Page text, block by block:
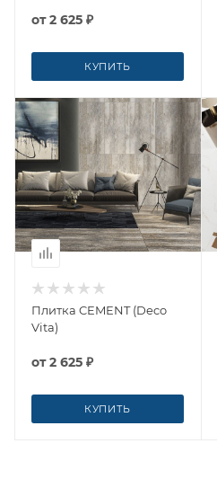
от2 625 ₽
КУПИТЬ
Плитка CEMENT (Deco
Vita)
от2 625 ₽
КУПИТЬ